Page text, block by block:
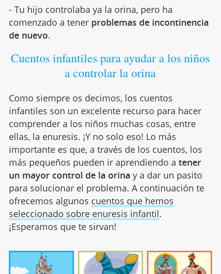
- Tu hijo controlaba ya la orina, pero ha
comenzado a tener problemas de incontinencia
de nuevo.
Cuentos infantiles para ayudar a los niños
a controlar la orina
Como siempre os decimos, los cuentos
infantiles son un excelente recurso para hacer
comprender a los niños muchas cosas, entre
ellas, la enuresis. ¡Y no solo eso! Lo más
importante es que, a través de los cuentos, los
más pequeños pueden ir aprendiendo a tener
un mayor control de la orina y a dar un pasito
para solucionar el problema. A continuación te
ofrecemos algunos cuentos que hemos
seleccionado sobre enuresis infantil.
¡Esperamos que te sirvan!